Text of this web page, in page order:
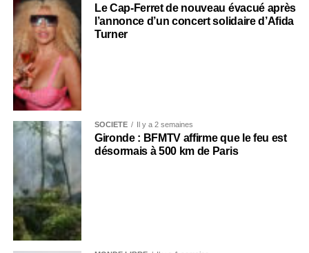
Le Cap-Ferret de nouveau évacué après
l’annonce d’un concert solidaire d’Afida
Turner
SOCIÉTÉ Il y a 2 semaines
Gironde : BFMTV affirme que le feu est
désormais à 500 km de Paris